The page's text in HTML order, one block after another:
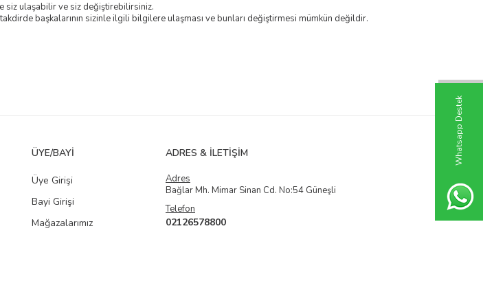
W
h
t
s
a
p
p
D
e
s
t
e
k
H
a
t
t
siz ulaşabilir ve siz değiştirebilirsiniz.
başkalarının sizinle ilgili bilgilere ulaşması ve bunları değiştirmesi mümkün değildir.
ÜYE/BAYI
Üye Girişi
Bayi Girişi
Mağazalarımız
ADRES & İLETIŞIM
Adres
Bağlar Mh. Mimar Sinan Cd. No:54 Güneşli
Telefon
02126578800